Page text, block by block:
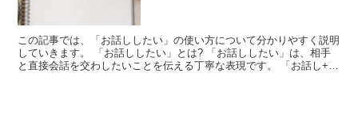
この記事では、「お話ししたい」の使い方について分かりやすく説明
していきます。 「お話ししたい」とは? 「お話ししたい」は、相手
と直接会話を交わしたいことを伝える丁寧な表現です。 「お話し+し